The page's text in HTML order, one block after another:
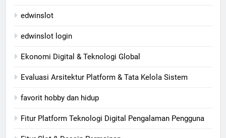
edwinslot
edwinslot login
Ekonomi Digital & Teknologi Global
Evaluasi Arsitektur Platform & Tata Kelola Sistem
favorit hobby dan hidup
Fitur Platform Teknologi Digital Pengalaman Pengguna